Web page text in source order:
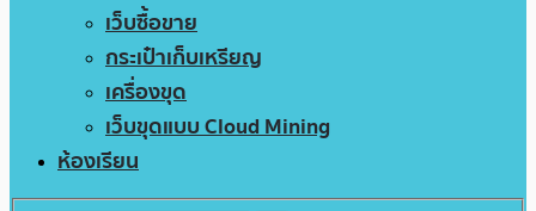
เว็บซื้อขาย
กระเป๋าเก็บเหรียญ
เครื่องขุด
เว็บขุดแบบ Cloud Mining
ห้องเรียน